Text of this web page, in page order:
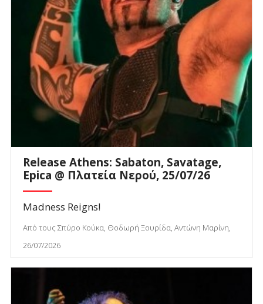
Release Athens: Sabaton, Savatage,
Epica @ Πλατεία Νερού, 25/07/26
Madness Reigns!
Από τους Σπύρο Κούκα, Θοδωρή Ξουρίδα, Αντώνη Μαρίνη,
26/07/2026